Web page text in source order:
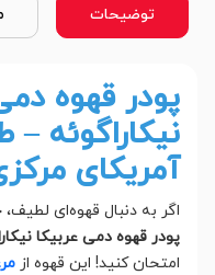
توضیحات
پودر قهوه
نیکاراگوئه
آمریکای
اگر به دنبال قهوه‌ای
پودر قهوه دمی عربیکا
امتحان کنید! این قهوه از